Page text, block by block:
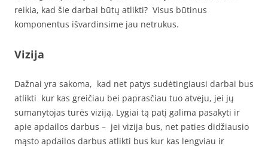
reikia, kad šie darbai būtų atlikti? Visus būtinus
komponentus išvardinsime jau netrukus.
Vizija
Dažnai yra sakoma, kad net patys sudėtingiausi darbai bus
atlikti kur kas greičiau bei paprasčiau tuo atveju, jei jų
sumanytojas turės viziją. Lygiai tą patį galima pasakyti ir
apie apdailos darbus – jei vizija bus, net paties didžiausio
mąsto apdailos darbus atlikti bus kur kas lengviau ir